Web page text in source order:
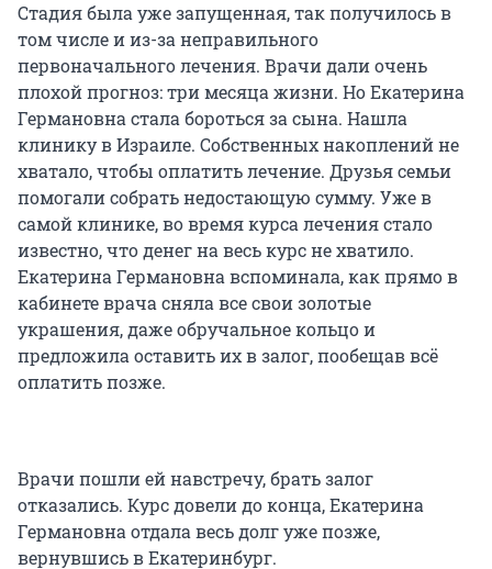
Стадия была уже запущенная, так получилось в
том числе и из-за неправильного
первоначального лечения. Врачи дали очень
плохой прогноз: три месяца жизни. Но Екатерина
Германовна стала бороться за сына. Нашла
клинику в Израиле. Собственных накоплений не
хватало, чтобы оплатить лечение. Друзья семьи
помогали собрать недостающую сумму. Уже в
самой клинике, во время курса лечения стало
известно, что денег на весь курс не хватило.
Екатерина Германовна вспоминала, как прямо в
кабинете врача сняла все свои золотые
украшения, даже обручальное кольцо и
предложила оставить их в залог, пообещав всё
оплатить позже.
Врачи пошли ей навстречу, брать залог
отказались. Курс довели до конца, Екатерина
Германовна отдала весь долг уже позже,
вернувшись в Екатеринбург.